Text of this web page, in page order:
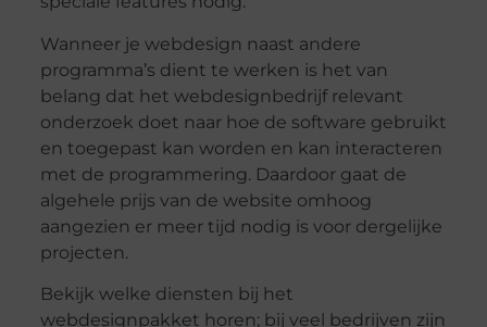
Wanneer je webdesign naast andere
programma’s dient te werken is het van
belang dat het webdesignbedrijf relevant
onderzoek doet naar hoe de software gebruikt
en toegepast kan worden en kan interacteren
met de programmering. Daardoor gaat de
algehele prijs van de website omhoog
aangezien er meer tijd nodig is voor dergelijke
projecten.
Bekijk welke diensten bij het
webdesignpakket horen; bij veel bedrijven zijn